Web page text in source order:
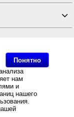
Понятно
нам
и
нашего
для автоматизации общепита и
2026.
FPrint-22ПТК + Frontol
черная, FPrint-22ПТК + Frontol